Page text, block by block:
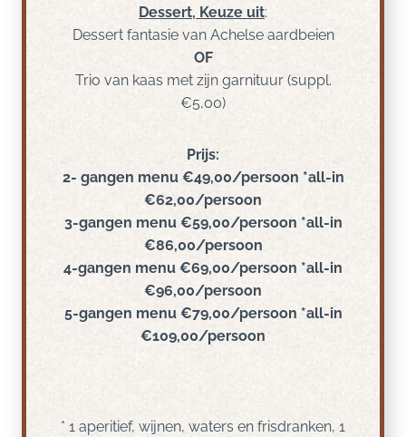
Dessert, Keuze uit:
Dessert fantasie van Achelse aardbeien
OF
Trio van kaas met zijn garnituur (suppl.
€5,00)
Prijs:
2- gangen menu €49,00/persoon *all-in
€62,00/persoon
3-gangen menu €59,00/persoon *all-in
€86,00/persoon
4-gangen menu €69,00/persoon *all-in
€96,00/persoon
5-gangen menu €79,00/persoon *all-in
€109,00/persoon
* 1 aperitief, wijnen, waters en frisdranken, 1